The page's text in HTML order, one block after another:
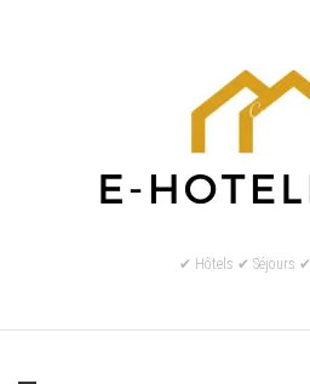
✔ Hôtels ✔ Séjours ✔